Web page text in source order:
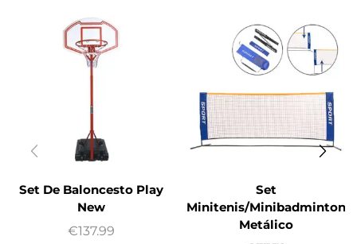
Set De Baloncesto Play
New
€137.99
Set
Minitenis/Minibadminton
Metálico